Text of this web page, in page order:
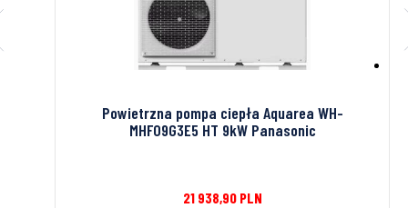
Powietrzna pompa ciepła Aquarea WH-
MHF09G3E5 HT 9kW Panasonic
21 938,90 PLN